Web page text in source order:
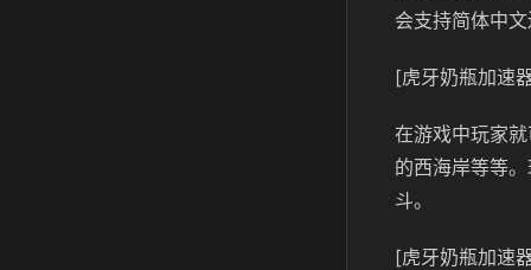
会支持简体中
[虎牙奶瓶加速
在游戏中玩家
的西海岸等等
斗。
[虎牙奶瓶加速